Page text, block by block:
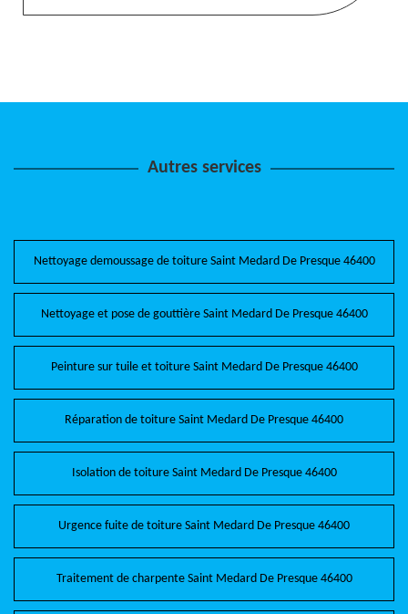
Autres services
Nettoyage demoussage de toiture Saint Medard De Presque 46400
Nettoyage et pose de gouttière Saint Medard De Presque 46400
Peinture sur tuile et toiture Saint Medard De Presque 46400
Réparation de toiture Saint Medard De Presque 46400
Isolation de toiture Saint Medard De Presque 46400
Urgence fuite de toiture Saint Medard De Presque 46400
Traitement de charpente Saint Medard De Presque 46400